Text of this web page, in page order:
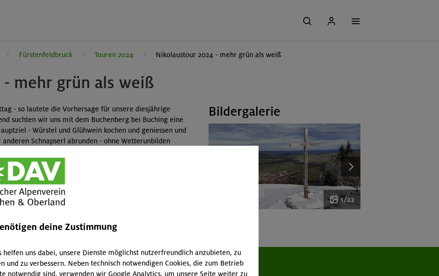
Fürstenfeldbruck Touren 2024 Nikolaustour 2024 - mehr grün als weiß
mehr grün als weiß
- so lautete die Vorhersage für unsere diesjährige
suchten wir uns mit dem Buchenberg bei Buching eine
- Würstel und Glühwein kochen und geniessen und
Schnapserl abrunden - ohne Wetterunbilden
war mild, blieb trocken bis zum Schluss und sogar die
Manko: Den Schnee, den man im Dezember
hatten wir nur ein paar cm und auch die nur am
Bildergalerie
1/22
deine Zustimmung
helfen uns dabei, unsere Dienste möglichst nutzerfreundlich anzubieten, zu
und zu verbessern. Neben technisch notwendigen Cookies, die zum Betrieb
notwendig sind, verwenden wir Google Analytics, um unsere Seite weiter zu